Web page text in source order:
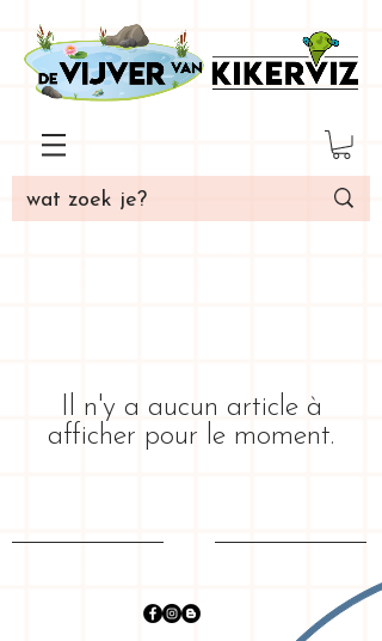
Il n'y a aucun article à
afficher pour le moment.